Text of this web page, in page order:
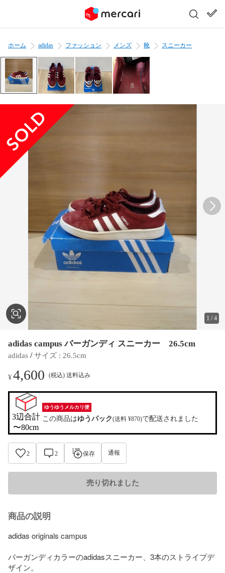
ホーム adidas ファッション メンズ 靴 スニーカー
1 /4
adidas campus バーガンディ スニーカー 26.5cm
adidas / サイズ : 26.5cm
¥4,600 (税込) 送料込み
3辺合計
〜80cm
ゆうゆうメルカリ便
この商品はゆうパック(送料 ¥870)で配送されました
2 2 保存 通報
売り切れました
商品の説明
adidas originals campus
バーガンディカラーのadidasスニーカー、3本のストライプデ
ザイン。